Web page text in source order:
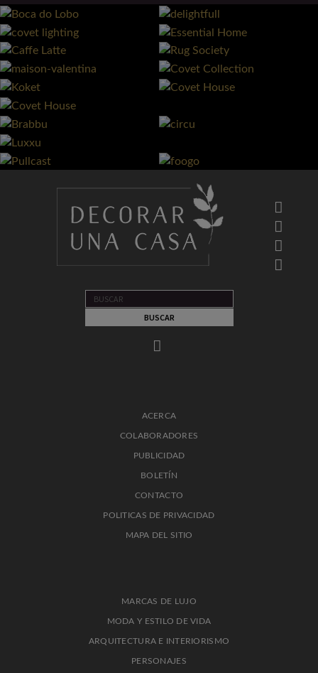
ACERCA
COLABORADORES
PUBLICIDAD
BOLETÍN
CONTACTO
POLITICAS DE PRIVACIDAD
MAPA DEL SITIO
MARCAS DE LUJO
MODA Y ESTILO DE VIDA
ARQUITECTURA E INTERIORISMO
PERSONAJES